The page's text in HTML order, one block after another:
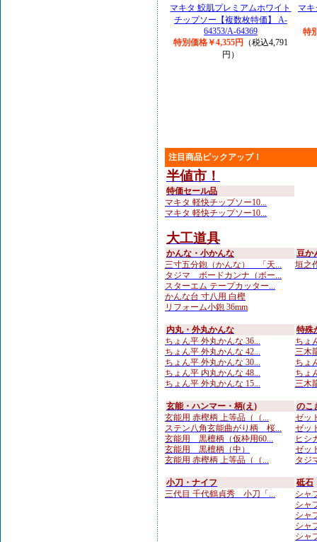
マキタ 鮫肌プレミアムホワイト
チップソー【複数枚特価】 A-
64353/A-64369
特別価格￥4,355円
（税込4,791
円）
マ
特
注目商品ピックアップ！
半値市！
特価セール品
マキタ 軽快チップソー10...
マキタ 軽快チップソー10...
大工道具
かんな・小かんな
三寸五分鉋（かんな） 「天...
タジマ ボードカンナ（ボー...
スターエム テープカッター...
かんな台 寸八用 白樫
リフォーム小鉋 36mm
豆か
垣之
内丸・外丸かんな
ちょん平 外丸かんな 36...
ちょん平 外丸かんな 42...
ちょん平 外丸かんな 30...
ちょん平 内丸かんな 48...
ちょん平 外丸かんな 15...
特殊
ちょ
三木
ちょ
ちょ
三木
玄能・ハンマー・柄(え)
玄能用 赤樫柄 上等品（（...
ステン八角玄能曲がり柄 桜...
玄能用 黒檀柄（仮枠用60...
玄能用 黒檀柄（中）
玄能用 赤樫柄 上等品（（...
のこ
ゼッ
ゼッ
ヒシ
ゼッ
タジ
小刀・ナイフ
三代目 千代鶴貞秀 小刀「...
砥石
シャ
シャ
シャ
シャ
シャ